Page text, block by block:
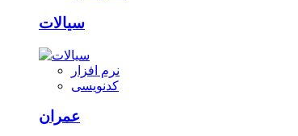
سیالات
نرم افزار
کدنویسی
عمران